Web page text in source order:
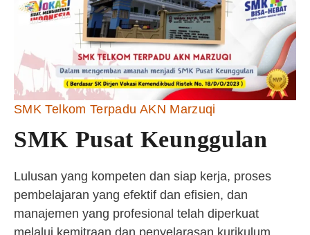
SMK Telkom Terpadu AKN Marzuqi
SMK Pusat Keunggulan
Lulusan yang kompeten dan siap kerja, proses
pembelajaran yang efektif dan efisien, dan
manajemen yang profesional telah diperkuat